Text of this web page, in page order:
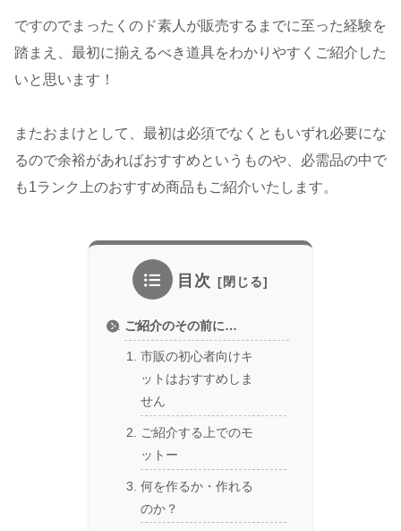
ですのでまったくのド素人が販売するまでに至った経験を
踏まえ、最初に揃えるべき道具をわかりやすくご紹介した
いと思います！
またおまけとして、最初は必須でなくともいずれ必要にな
るので余裕があればおすすめというものや、必需品の中で
も1ランク上のおすすめ商品もご紹介いたします。
目次
ご紹介のその前に…
市販の初心者向けキ
ットはおすすめしま
せん
ご紹介する上でのモ
ットー
何を作るか・作れる
のか？